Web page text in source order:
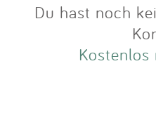
Du hast noch
Kostenlos